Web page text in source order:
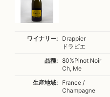
ワイナリー:
Drappier
ドラピエ
品種:
80%Pinot Noir
Ch, Me
生産地域:
France /
Champagne